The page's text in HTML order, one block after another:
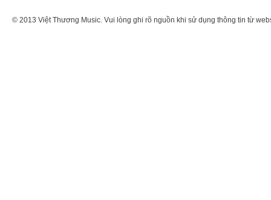
© 2013 Việt Thương Music. Vui lòng ghi rõ nguồn khi sử dụng thông tin từ